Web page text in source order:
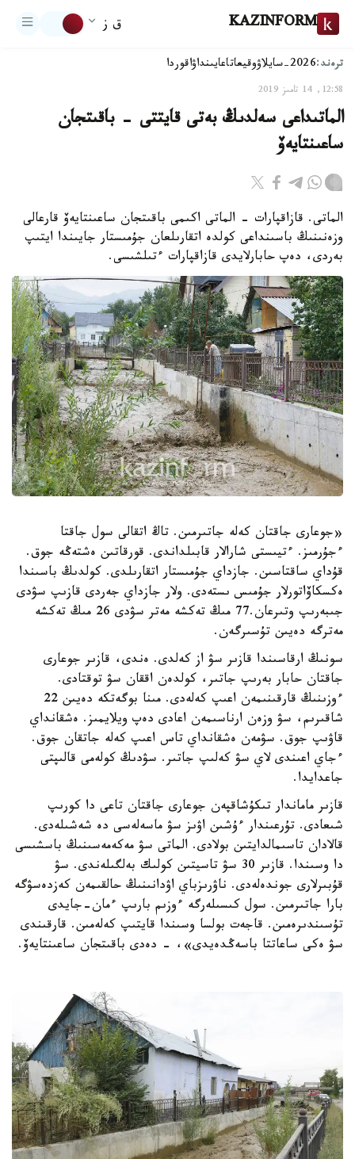
KAZINFORM ق ز
ترەند:2026-سايلاۋ وقيعاتاعايىنداۋاقوردا
12:58, 14 تامىز 2019
الماتىداعى سەلدىڭ بەتى قايتتى - باقىتجان
ساعىنتايەۆ
الماتى. قازاقپارات - الماتى اكىمى باقىتجان ساعىنتايەۆ قارعالى
وزەنىنىڭ باسىنداعى كولدە اتقارىلعان جۇمىستار جايىندا ايتىپ
بەردى، دەپ حابارلايدى قازاقپارات ءتىلشىسى.
«جوعارى جاقتان كەلە جاتىرمىن. تاڭ اتقالى سول جاقتا
ءجۇرمىز. ءتيىستى شارالار قابىلداندى. قورقاتىن ەشتەڭە جوق.
قۇداي ساقتاسىن. جازداي جۇمىستار اتقارىلدى. كولدىڭ باسىندا
ەكسكاۆاتورلار جۇمىس ىستەدى. ولار جازداي جەردى قازىپ سۋدى
جىبەرىپ وتىرعان.77 مىڭ تەكشە مەتر سۋدى 26 مىڭ تەكشە
مەترگە دەيىن تۇسىرگەن.
سونىڭ ارقاسىندا قازىر سۋ از كەلدى. ەندى، قازىر جوعارى
جاقتان حابار بەرىپ جاتىر، كولدەن اققان سۋ توقتادى.
ءوزىنىڭ قارقىنىمەن اعىپ كەلەدى. مىنا بوگەتكە دەيىن 22
شاقىرىم، سۋ وزەن ارناسىمەن اعادى دەپ ويلايمىز. ەشقانداي
قاۋىپ جوق. سۋمەن ەشقانداي تاس اعىپ كەلە جاتقان جوق.
ءجاي اعىندى لاي سۋ كەلىپ جاتىر. سۋدىڭ كولەمى قالىپتى
جاعدايدا.
قازىر ماماندار تىكۇشاقپەن جوعارى جاقتان تاعى دا كورىپ
شىعادى. تۇرعىندار ءۇشىن اۋىز سۋ ماسەلەسى دە شەشىلەدى.
قالادان تاسىمالدايتىن بولادى. الماتى سۋ مەكەمەسىنىڭ باسشىسى
دا وسىندا. قازىر 30 سۋ تاسيتىن كولىك بەلگىلەندى. سۋ
قۇبىرلارى جوندەلەدى. ناۋرىزباي اۋدانىنىڭ حالقىمەن كەزدەسۋگە
بارا جاتىرمىن. سول كىسىلەرگە ءوزىم بارىپ ءمان-جايدى
تۇسىندىرەمىن. قاجەت بولسا وسىندا قايتىپ كەلەمىن. قارقىندى
سۋ ەكى ساعاتتا باسەڭدەيدى»، - دەدى باقىتجان ساعىنتايەۆ.